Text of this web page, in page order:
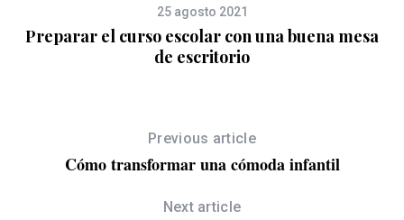
25 agosto 2021
Preparar el curso escolar con una buena mesa
de escritorio
Previous article
Cómo transformar una cómoda infantil
Next article